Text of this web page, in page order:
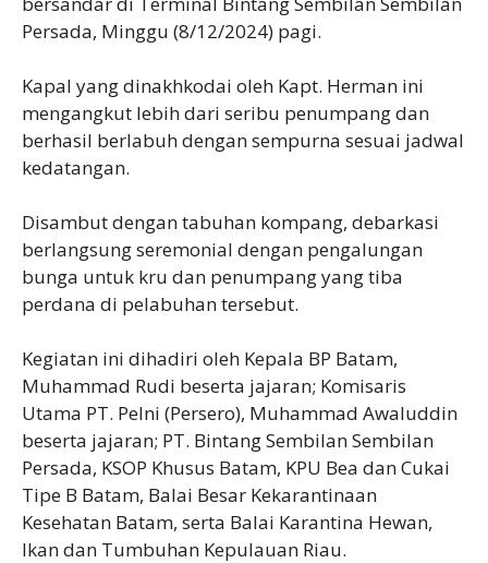
Persada, Minggu (8/12/2024) pagi.
Kapal yang dinakhkodai oleh Kapt. Herman ini
mengangkut lebih dari seribu penumpang dan
berhasil berlabuh dengan sempurna sesuai jadwal
kedatangan.
Disambut dengan tabuhan kompang, debarkasi
berlangsung seremonial dengan pengalungan
bunga untuk kru dan penumpang yang tiba
perdana di pelabuhan tersebut.
Kegiatan ini dihadiri oleh Kepala BP Batam,
Muhammad Rudi beserta jajaran; Komisaris
Utama PT. Pelni (Persero), Muhammad Awaluddin
beserta jajaran; PT. Bintang Sembilan Sembilan
Persada, KSOP Khusus Batam, KPU Bea dan Cukai
Tipe B Batam, Balai Besar Kekarantinaan
Kesehatan Batam, serta Balai Karantina Hewan,
Ikan dan Tumbuhan Kepulauan Riau.